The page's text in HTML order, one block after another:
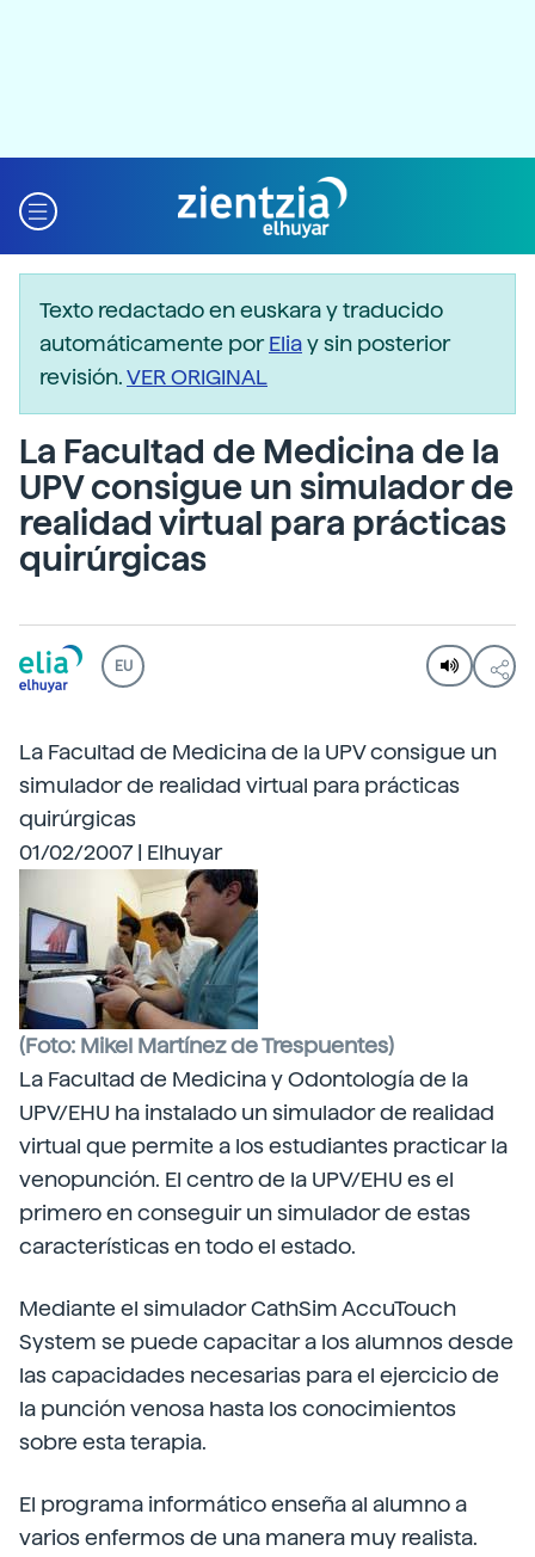
Texto redactado en euskara y traducido
automáticamente porEliay sin posterior
revisión.VER ORIGINAL
La Facultad de Medicina de la
UPV consigue un simulador de
realidad virtual para prácticas
quirúrgicas
EU
La Facultad de Medicina de la UPV consigue un
simulador de realidad virtual para prácticas
quirúrgicas
01/02/2007 | Elhuyar
(Foto: Mikel Martínez de Trespuentes)
La Facultad de Medicina y Odontologíade la
UPV/EHU ha instalado un simulador de realidad
virtual que permite a los estudiantes practicar la
venopunción. El centro de la UPV/EHU es el
primero en conseguir un simulador de estas
características en todo el estado.
Mediante el simulador CathSim AccuTouch
System se puede capacitar a los alumnos desde
las capacidades necesarias para el ejercicio de
la punción venosa hasta los conocimientos
sobre esta terapia.
El programa informático enseña al alumno a
varios enfermos de una manera muy realista.